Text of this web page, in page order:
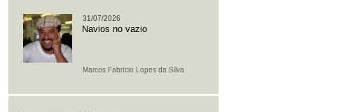
Marcos Fabrício Lopes da Silva
31/07/2026
Navios no vazio